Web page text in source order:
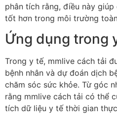
phân tích rằng, điều này
tốt hơn trong môi trường
Ứng dụng trong
Trong y tế, mmlive cách tải
bệnh nhân và dự đoán dịch
chăm sóc sức khỏe. Từ góc
rằng mmlive cách tải có thể
tích dữ liệu y tế thời gian